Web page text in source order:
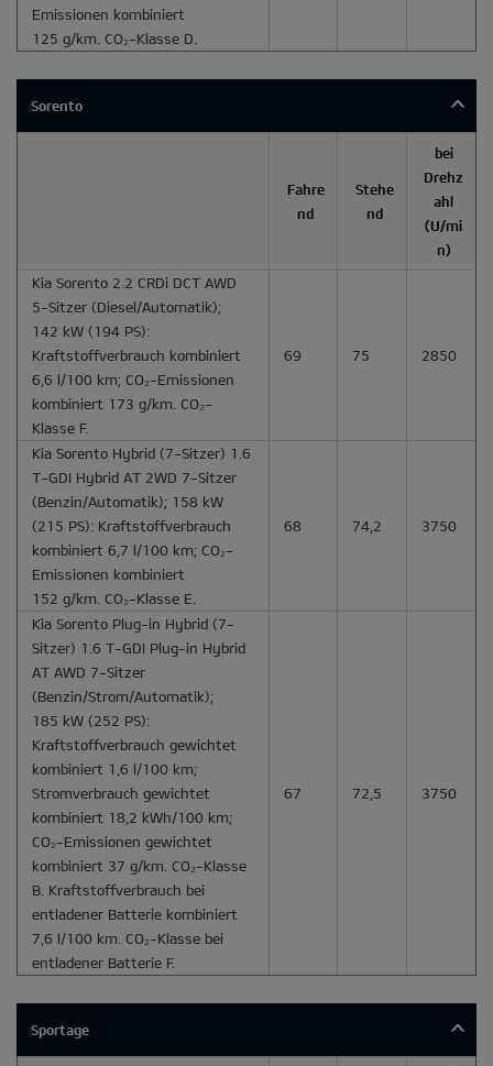
Emissionen kombiniert
125 g/km. CO₂-Klasse D.
Sorento
Fahre
nd
Stehe
nd
bei
Drehz
ahl
(U/mi
n)
Kia Sorento 2.2 CRDi DCT AWD
5-Sitzer (Diesel/Automatik);
142 kW (194 PS):
Kraftstoffverbrauch kombiniert
6,6 l/100 km; CO₂-Emissionen
kombiniert 173 g/km. CO₂-
Klasse F.
69 75 2850
Kia Sorento Hybrid (7-Sitzer) 1.6
T-GDI Hybrid AT 2WD 7-Sitzer
(Benzin/Automatik); 158 kW
(215 PS): Kraftstoffverbrauch
kombiniert 6,7 l/100 km; CO₂-
Emissionen kombiniert
152 g/km. CO₂-Klasse E.
68 74,2 3750
Kia Sorento Plug-in Hybrid (7-
Sitzer) 1.6 T-GDI Plug-in Hybrid
AT AWD 7-Sitzer
(Benzin/Strom/Automatik);
185 kW (252 PS):
Kraftstoffverbrauch gewichtet
kombiniert 1,6 l/100 km;
Stromverbrauch gewichtet
kombiniert 18,2 kWh/100 km;
CO₂-Emissionen gewichtet
kombiniert 37 g/km. CO₂-Klasse
B. Kraftstoffverbrauch bei
entladener Batterie kombiniert
7,6 l/100 km. CO₂-Klasse bei
entladener Batterie F.
67 72,5 3750
Sportage